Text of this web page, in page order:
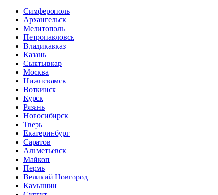
Симферополь
Архангельск
Мелитополь
Петропавловск
Владикавказ
Казань
Сыктывкар
Москва
Нижнекамск
Воткинск
Курск
Рязань
Новосибирск
Тверь
Екатеринбург
Саратов
Альметьевск
Майкоп
Пермь
Великий Новгород
Камышин